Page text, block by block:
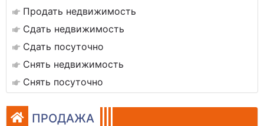
Продать недвижимость
Сдать недвижимость
Сдать посуточно
Снять недвижимость
Снять посуточно
ПРОДАЖА